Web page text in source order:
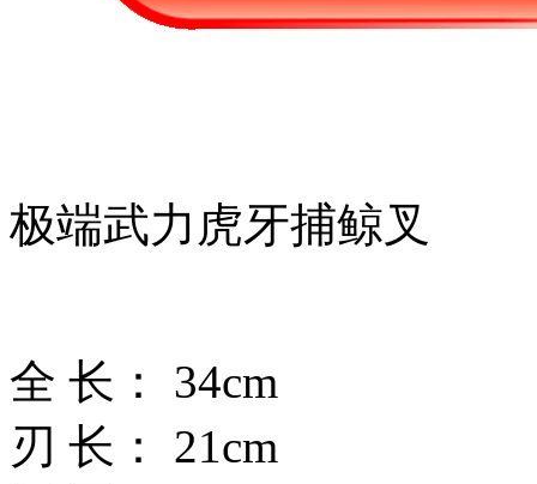
极端武力虎牙捕鲸叉
全 长： 34cm
刃 长： 21cm